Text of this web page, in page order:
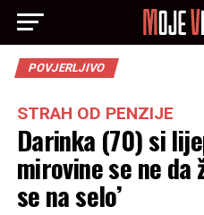
POVJERLJIVO
STRAH OD PENZIJE
Darinka (70) si
mirovine se ne
se na selo’